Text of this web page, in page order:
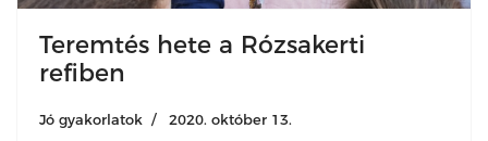
Teremtés hete a Rózsakerti
refiben
Jó gyakorlatok 2020. október 13.